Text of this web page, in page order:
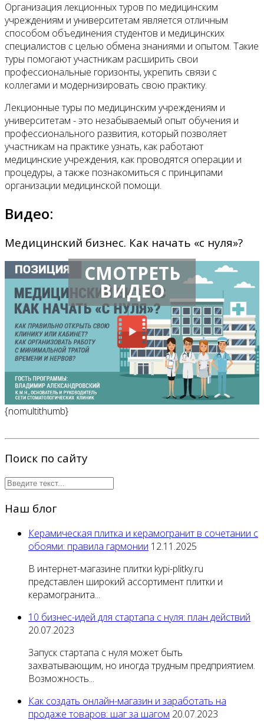
Организация лекционных туров по медицинским
учреждениям и университетам является отличным
способом объединения студентов и медицинских
специалистов с целью обмена знаниями и опытом. Такие
туры помогают участникам расширить свои
профессиональные горизонты, укрепить связи с
коллегами и модернизировать свою практику.
Лекционные туры по медицинским учреждениям и
университетам - это незабываемый опыт обучения и
профессионального развития, который позволяет
участникам на практике узнать, как работают
медицинские учреждения, как проводятся операции и
процедуры, а также познакомиться с принципами
организации медицинской помощи.
Видео:
Медицинский бизнес. Как начать «с нуля»?
СМОТРЕТЬ
ВИДЕО
{nomultithumb}
Поиск по сайту
Наш блог
Керамическая плитка и керамогранит в сочетании с
обоями: правила гармонии 12.11.2025
В интернет-магазине плитки kypi-plitky.ru
представлен широкий ассортимент плитки и
керамогранита...
10 бизнес-идей для стартапа с нуля: план действий
20.07.2023
Запуск стартапа с нуля может быть
захватывающим, но иногда трудным предприятием.
Возможность...
Как создать онлайн-магазин и заработать на
продаже товаров: шаг за шагом 20.07.2023